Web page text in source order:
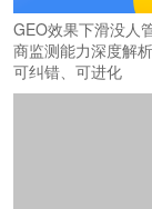
GEO效果下滑没人
商监测能力深度解析
可纠错、可进化